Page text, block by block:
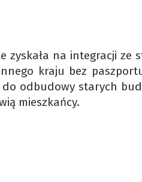
zyskała na integracji ze
kraju bez
odbudowy starych
mieszkańcy.